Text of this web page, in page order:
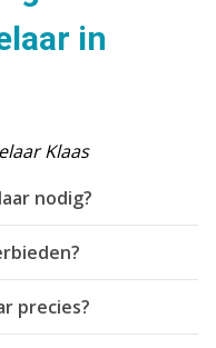
in
Klaas
nodig?
precies?